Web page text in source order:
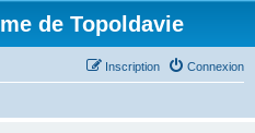
de Topoldavie
Connexion
Inscription